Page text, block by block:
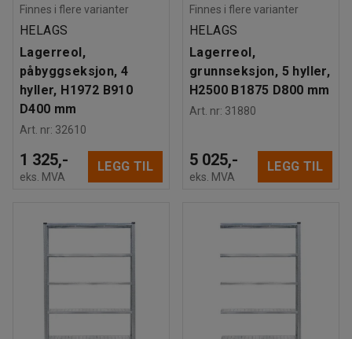
Finnes i flere varianter
HELAGS
Lagerreol,
påbyggseksjon, 4
hyller, H1972 B910
D400 mm
Art. nr: 32610
1 325,-
eks. MVA
LEGG TIL
Finnes i flere varianter
HELAGS
Lagerreol,
grunnseksjon, 5 hyller,
H2500 B1875 D800 mm
Art. nr: 31880
5 025,-
eks. MVA
LEGG TIL